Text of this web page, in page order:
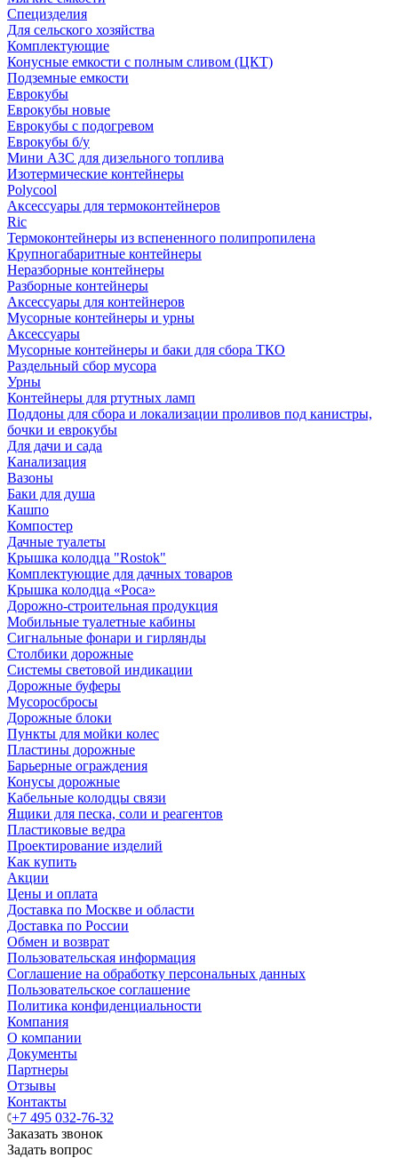
Специзделия
Для сельского хозяйства
Комплектующие
Конусные емкости с полным сливом (ЦКТ)
Подземные емкости
Еврокубы
Еврокубы новые
Еврокубы с подогревом
Еврокубы б/у
Мини АЗС для дизельного топлива
Изотермические контейнеры
Polycool
Аксессуары для термоконтейнеров
Ric
Термоконтейнеры из вспененного полипропилена
Крупногабаритные контейнеры
Неразборные контейнеры
Разборные контейнеры
Аксессуары для контейнеров
Мусорные контейнеры и урны
Аксессуары
Мусорные контейнеры и баки для сбора ТКО
Раздельный сбор мусора
Урны
Контейнеры для ртутных ламп
Поддоны для сбора и локализации проливов под канистры,
бочки и еврокубы
Для дачи и сада
Канализация
Вазоны
Баки для душа
Кашпо
Компостер
Дачные туалеты
Крышка колодца "Rostok"
Комплектующие для дачных товаров
Крышка колодца «Роса»
Дорожно-строительная продукция
Мобильные туалетные кабины
Сигнальные фонари и гирлянды
Столбики дорожные
Системы световой индикации
Дорожные буферы
Мусоросбросы
Дорожные блоки
Пункты для мойки колес
Пластины дорожные
Барьерные ограждения
Конусы дорожные
Кабельные колодцы связи
Ящики для песка, соли и реагентов
Пластиковые ведра
Проектирование изделий
Как купить
Акции
Цены и оплата
Доставка по Москве и области
Доставка по России
Обмен и возврат
Пользовательская информация
Соглашение на обработку персональных данных
Пользовательское соглашение
Политика конфиденциальности
Компания
О компании
Документы
Партнеры
Отзывы
Контакты
+7 495 032-76-32
Заказать звонок
Задать вопрос